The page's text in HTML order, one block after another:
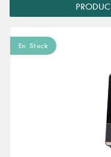
En Stock